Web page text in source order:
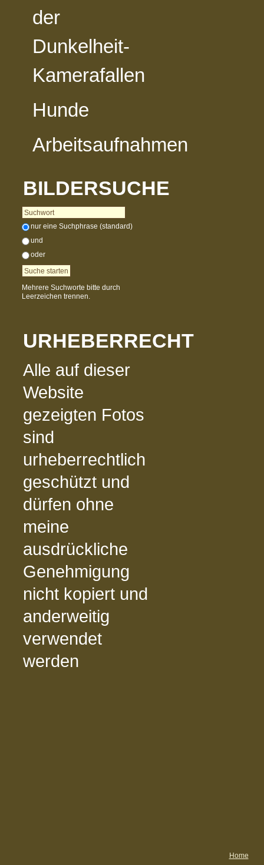
der
Dunkelheit-
Kamerafallen
Hunde
Arbeitsaufnahmen
BILDERSUCHE
nur eine Suchphrase (standard)
und
oder
Mehrere Suchworte bitte durch
Leerzeichen trennen.
URHEBERRECHT
Alle auf dieser
Website
gezeigten Fotos
sind
urheberrechtlich
geschützt und
dürfen ohne
meine
ausdrückliche
Genehmigung
nicht kopiert und
anderweitig
verwendet
werden
Home